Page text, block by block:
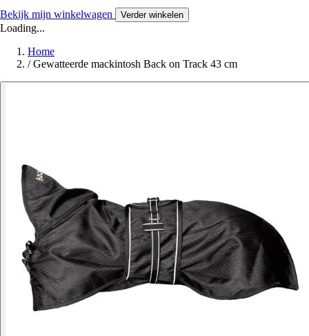
Bekijk mijn winkelwagen Verder winkelen
Loading...
Home
/ Gewatteerde mackintosh Back on Track 43 cm